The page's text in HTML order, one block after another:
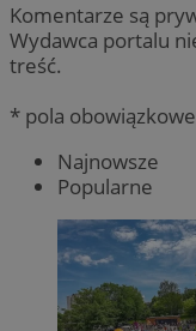
Komentarze są
Wydawca portalu
treść.
* pola obowiązkowe
Najnowsze
Popularne